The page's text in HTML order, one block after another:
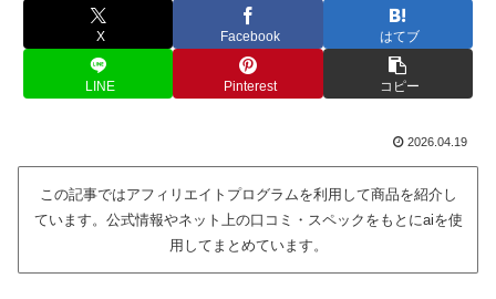
X Facebook はてブ
LINE Pinterest コピー
2026.04.19
この記事ではアフィリエイトプログラムを利用して商品を紹介し
ています。公式情報やネット上の口コミ・スペックをもとにaiを使
用してまとめています。